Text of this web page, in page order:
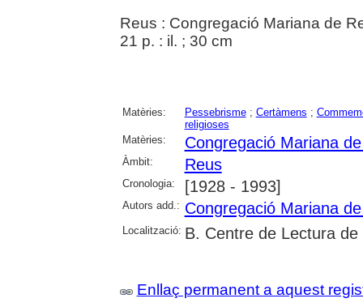
Reus : Congregació Mariana de
21 p. : il. ; 30 cm
Matèries: Pessebrisme; Certàmens ;
religioses
Matèries:
Congregació Mariana
Àmbit: Reus
Cronologia: [1928 - 1993]
Autors add.: Congregació Mariana
Localització: B. Centre de Lectura de
Enllaç permanent a aquest